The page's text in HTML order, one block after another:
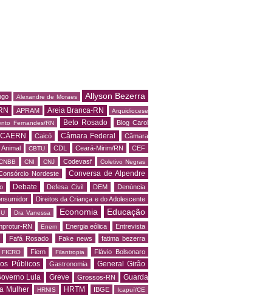
Alexandre de Moraes
Allyson Bezerra
APRAM Areia Branca-RN
Arquidiocese
Fernandes/RN Beto Rosado
Blog Carol
CAERN Caicó Câmara Federal
Câmara
CBTU CDL Ceará-Mirim/RN CEF
CNI CNJ Codevasf Coletivo Negras
Nordeste Conversa de Alpendre
Debate Defesa Civil DEM Denúncia
Direitos da Criança e do Adolescente
Dra Vanessa Economia Educação
RN Enem Energia eólica Entrevista
Fafá Rosado Fake news fatima bezerra
FICRO Fiern Filantropia Flávio Bolsonaro
Públicos Gastronomia General Girão
Lula Greve Grossos-RN
Guarda
Mulher HRNIS HRTM IBGE Icapuí/CE